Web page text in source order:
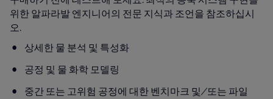
위한 알파라발 엔지니어의 전문 지식과 조언을 참조하십시
오.
상세한 물 분석 및 특성화
공정 및 물 화학 모델링
중간 또는 고위험 공정에 대한 벤치마크 및/또는 파일